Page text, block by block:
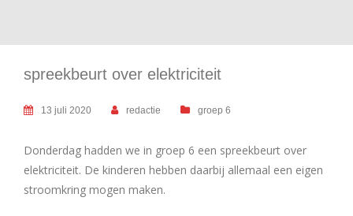
spreekbeurt over elektriciteit
13 juli 2020 redactie groep 6
Donderdag hadden we in groep 6 een spreekbeurt over
elektriciteit. De kinderen hebben daarbij allemaal een eigen
stroomkring mogen maken.